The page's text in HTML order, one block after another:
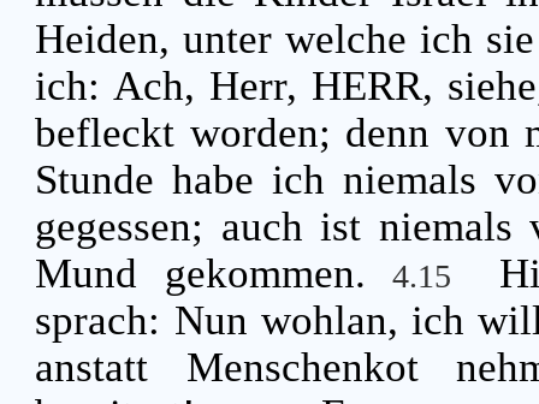
Heiden, unter welche ich
ich: Ach, Herr, HERR,
befleckt worden; denn von
Stunde habe ich niemals
gegessen; auch ist
Mund gekommen.
4.15
sprach: Nun wohlan, ich
anstatt Menschenkot